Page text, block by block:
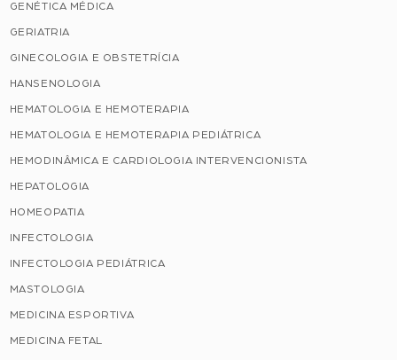
GENÉTICA MÉDICA
GERIATRIA
GINECOLOGIA E OBSTETRÍCIA
HANSENOLOGIA
HEMATOLOGIA E HEMOTERAPIA
HEMATOLOGIA E HEMOTERAPIA PEDIÁTRICA
HEMODINÂMICA E CARDIOLOGIA INTERVENCIONISTA
HEPATOLOGIA
HOMEOPATIA
INFECTOLOGIA
INFECTOLOGIA PEDIÁTRICA
MASTOLOGIA
MEDICINA ESPORTIVA
MEDICINA FETAL